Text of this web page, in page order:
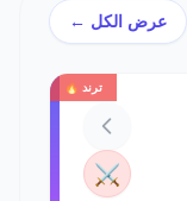
عرض الكل ←
ترند 🔥
⚔️